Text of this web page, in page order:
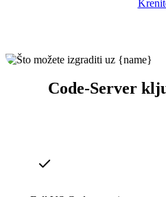
Code-Server